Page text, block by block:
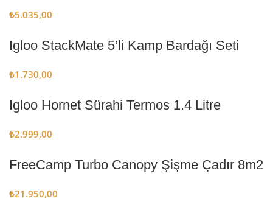
₺5.035,00
Igloo StackMate 5’li Kamp Bardağı Seti
₺1.730,00
Igloo Hornet Sürahi Termos 1.4 Litre
₺2.999,00
FreeCamp Turbo Canopy Şişme Çadır 8m2
₺21.950,00